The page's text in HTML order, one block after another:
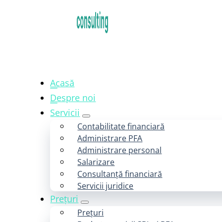
Acasă
Despre noi
Servicii
Contabilitate financiară
Administrare PFA
Administrare personal
Salarizare
Consultanță financiară
Servicii juridice
Prețuri
Prețuri